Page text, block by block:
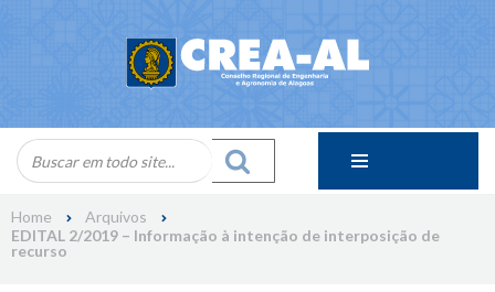
Home
Arquivos
EDITAL 2/2019 – Informação à intenção de interposição de
recurso